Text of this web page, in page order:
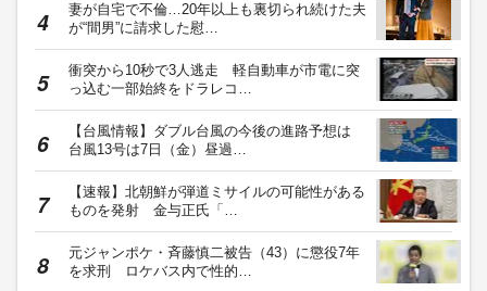
妻が自宅で不倫…20年以上も裏切られ続けた夫
が“間男”に請求した慰…
衝突から10秒で3人逃走 軽自動車が市電に突
っ込む一部始終をドラレコ…
【台風情報】ダブル台風の今後の進路予想は
台風13号は7日（金）昼過…
【速報】北朝鮮が弾道ミサイルの可能性がある
ものを発射 金与正氏「…
元ジャンポケ・斉藤慎二被告（43）に懲役7年
を求刑 ロケバス内で性的…